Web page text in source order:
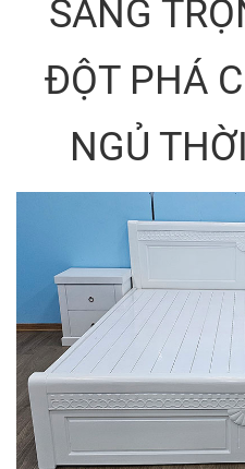
SANG
ĐỘT PHÁ
NGỦ